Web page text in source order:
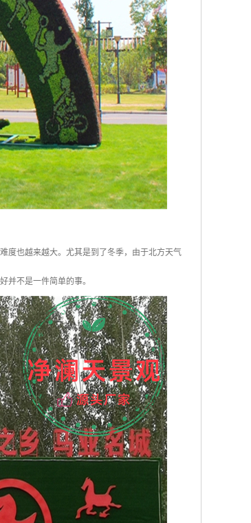
度也越来越大。尤其是到了冬季，由于北方天气
并不是一件简单的事。